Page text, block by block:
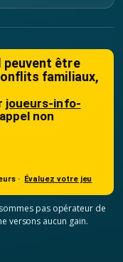
peuvent être
familiaux,
joueurs-info-
non
· Évaluez votre jeu
pas opérateur de
versons aucun gain.